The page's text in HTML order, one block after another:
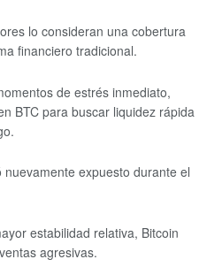
lo consideran una cobertura
financiero tradicional.
de estrés inmediato,
BTC para buscar liquidez rápida
expuesto durante el
estabilidad relativa, Bitcoin
agresivas.